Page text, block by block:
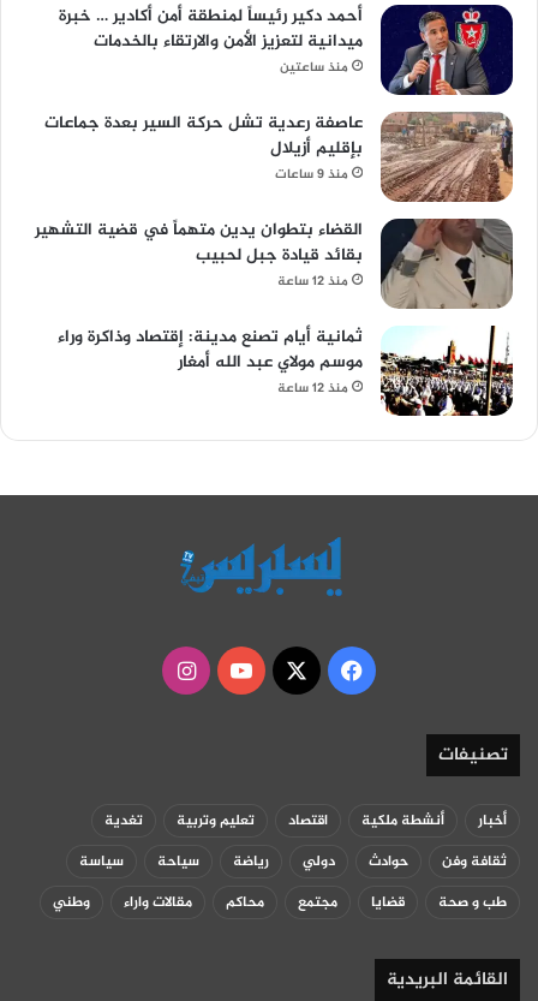
أحمد دكير رئيساً لمنطقة أمن أكادير … خبرة
ميدانية لتعزيز الأمن والارتقاء بالخدمات
منذ ساعتين
عاصفة رعدية تشل حركة السير بعدة جماعات
بإقليم أزيلال
منذ 9 ساعات
القضاء بتطوان يدين متهماً في قضية التشهير
بقائد قيادة جبل لحبيب
منذ 12 ساعة
ثمانية أيام تصنع مدينة: إقتصاد وذاكرة وراء
موسم مولاي عبد الله أمغار
منذ 12 ساعة
فيسبوك
‫X
‫YouTubeانستقرام
تصنيفات
أخبار أنشطة ملكية اقتصاد تعليم وتربية
تغدية
ثقافة وفن
حوادث دولي رياضة سياحة
سياسة
طب و صحة
قضايا مجتمع محاكم مقالات واراء وطني
القائمة البريدية